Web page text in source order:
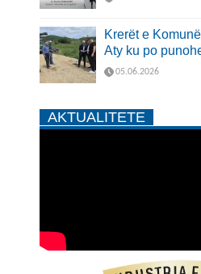
Krerët e
Aty ku po
05.06.2026
AKTUALITETE